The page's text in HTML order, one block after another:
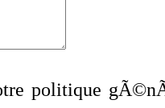
politique